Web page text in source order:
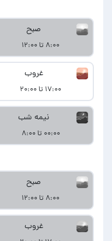
صبح
۸:۰۰ تا ۱۲:۰۰
غروب
۱۷:۰۰ تا ۲۰:۰۰
نیمه شب
۰۰:۰۰ تا ۸:۰۰
صبح
۸:۰۰ تا ۱۲:۰۰
غروب